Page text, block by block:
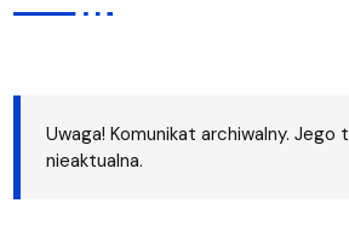
Uwaga! Komunikat archiwalny.
nieaktualna.